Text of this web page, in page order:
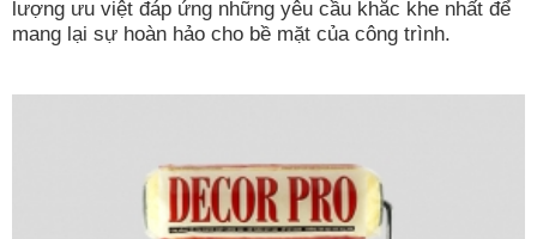
lượng ưu việt đáp ứng những yêu cầu khắc khe nhất để
mang lại sự hoàn hảo cho bề mặt của công trình.